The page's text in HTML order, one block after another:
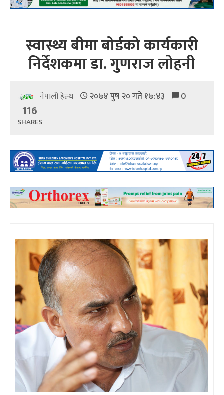
स्वास्थ्य बीमा बोर्डको कार्यकारी
निर्देशकमा डा. गुणराज लोहनी
नेपाली हेल्थ २०७४ पुष २० गते १७:४३ 0
116
SHARES